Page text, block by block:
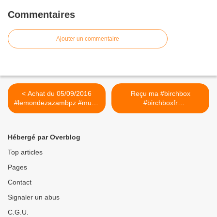
Commentaires
Ajouter un commentaire
< Achat du 05/09/2016
#lemondezazambpz #music
#kidsunited2 #unicef
Reçu ma #birchbox
#birchboxfr
#birchboxdeseptembre
Hébergé par Overblog
Top articles
Pages
Contact
Signaler un abus
C.G.U.